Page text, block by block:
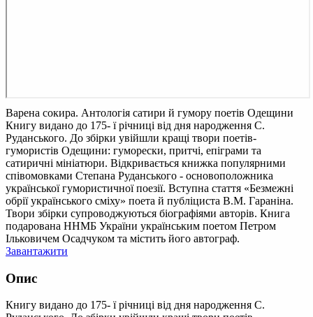
Варена сокира. Антологія сатири й гумору поетів Одещини
Книгу видано до 175- ї річниці від дня народження С.
Руданського. До збірки увійшли кращі твори поетів-
гумористів Одещини: гуморески, притчі, епіграми та
сатиричні мініатюри. Відкривається книжка популярними
співомовками Степана Руданського - основоположника
української гумористичної поезії. Вступна стаття «Безмежні
обрії українського сміху» поета й публіциста В.М. Гараніна.
Твори збірки супроводжуються біографіями авторів. Книга
подарована ННМБ України українським поетом Петром
Ільковичем Осадчуком та містить його автограф.
Завантажити
Опис
Книгу видано до 175- ї річниці від дня народження С.